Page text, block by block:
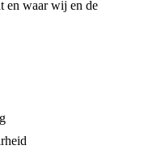
en waar wij en de